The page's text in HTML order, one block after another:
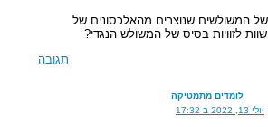
של המשולשים שנוצרים מהאלכסונים של
לזוויות בסיס של המשולש הנגדי?
תגובה
לומדים מתמטיקה
יולי 13, 2022 ב 17:32